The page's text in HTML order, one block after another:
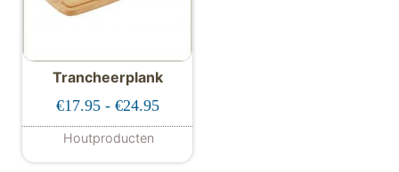
Trancheerplank
€17.95 - €24.95Prijsklasse: €17.95 tot €24.95
Houtproducten
Dit product heeft meerdere variaties.